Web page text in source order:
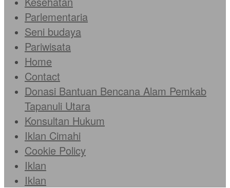
Parlementaria
Seni budaya
Pariwisata
Home
Contact
Donasi Bantuan Bencana Alam Pemkab
Tapanuli Utara
Konsultan Hukum
Iklan Cimahi
Cookie Policy
Iklan
Iklan